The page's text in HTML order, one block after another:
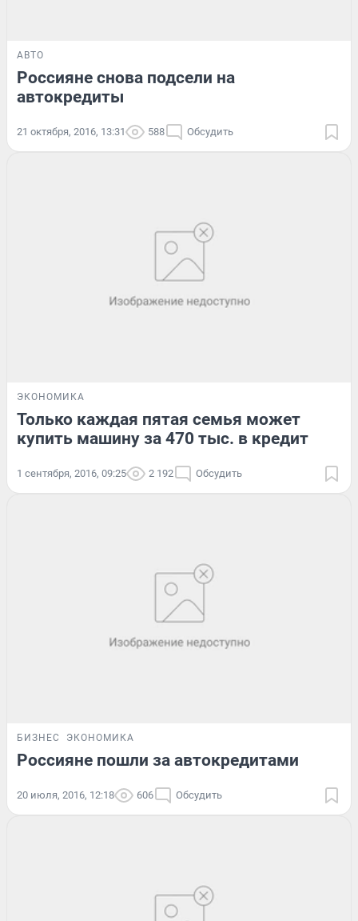
АВТО
Россияне снова подсели на
автокредиты
21 октября, 2016, 13:31 588 Обсудить
ЭКОНОМИКА
Только каждая пятая семья может
купить машину за 470 тыс. в кредит
1 сентября, 2016, 09:25 2 192 Обсудить
БИЗНЕС ЭКОНОМИКА
Россияне пошли за автокредитами
20 июля, 2016, 12:18 606 Обсудить